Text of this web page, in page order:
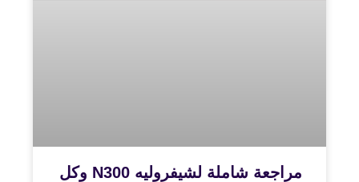
مراجعة شاملة لشيفروليه N300 وكل